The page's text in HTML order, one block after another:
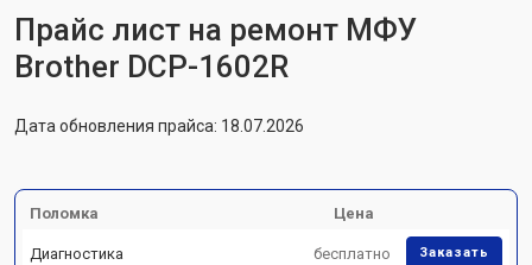
Прайс лист на ремонт МФУ
Brother DCP-1602R
Дата обновления прайса: 18.07.2026
Поломка Цена
Диагностика бесплатно Заказать